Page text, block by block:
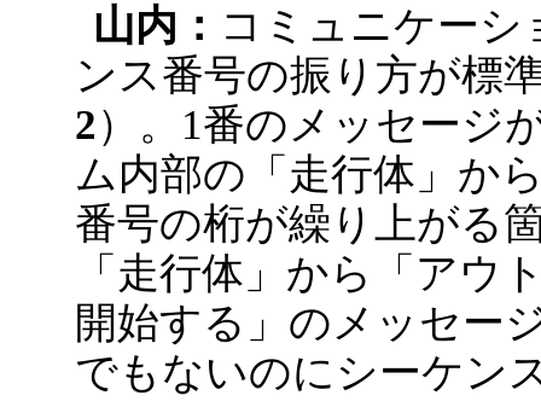
山内： コミュニケー
ンス番号の振り方が標
2）。1番のメッセージ
ム内部の「走行体」か
番号の桁が繰り上がる
「走行体」から「アウ
開始する」のメッセー
でもないのにシーケン